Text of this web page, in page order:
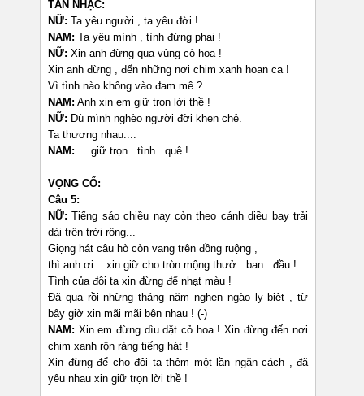
TÂN NHẠC:
NỮ: Ta yêu người , ta yêu đời !
NAM: Ta yêu mình , tình đừng phai !
NỮ: Xin anh đừng qua vùng cỏ hoa !
Xin anh đừng , đến những nơi chim xanh hoan ca !
Vì tình nào không vào đam mê ?
NAM: Anh xin em giữ trọn lời thề !
NỮ: Dù mình nghèo người đời khen chê.
Ta thương nhau....
NAM: ... giữ trọn...tình...quê !
VỌNG CỔ:
Câu 5:
NỮ: Tiếng sáo chiều nay còn theo cánh diều bay trải
dài trên trời rộng...
Giọng hát câu hò còn vang trên đồng ruộng ,
thì anh ơi ...xin giữ cho tròn mộng thưở...ban...đầu !
Tình của đôi ta xin đừng để nhạt màu !
Đã qua rồi những tháng năm nghẹn ngào ly biệt , từ
bây giờ xin mãi mãi bên nhau ! (-)
NAM: Xin em đừng dìu dặt cỏ hoa ! Xin đừng đến nơi
chim xanh rộn ràng tiếng hát !
Xin đừng để cho đôi ta thêm một lần ngăn cách , đã
yêu nhau xin giữ trọn lời thề !